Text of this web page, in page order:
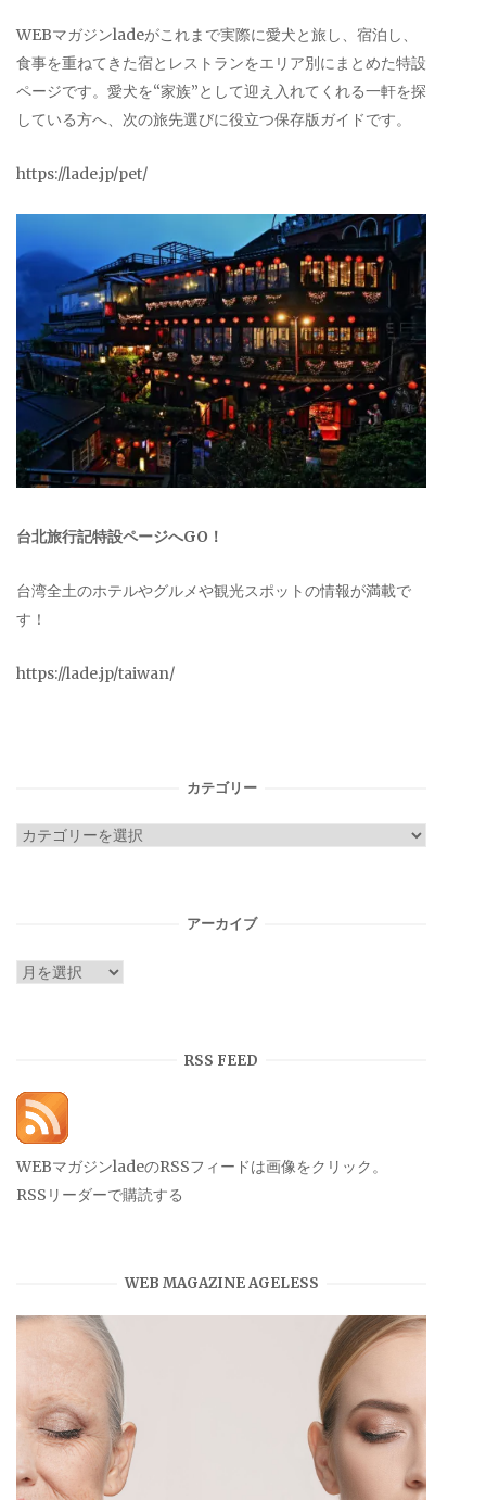
WEBマガジンladeがこれまで実際に愛犬と旅し、宿泊し、
食事を重ねてきた宿とレストランをエリア別にまとめた特設
ページです。愛犬を“家族”として迎え入れてくれる一軒を探
している方へ、次の旅先選びに役立つ保存版ガイドです。
https://lade.jp/pet/
台北旅行記特設ページへGO！
台湾全土のホテルやグルメや観光スポットの情報が満載で
す！
https://lade.jp/taiwan/
カテゴリー
カ
アーカイブ
ア
RSS FEED
WEBマガジンladeのRSSフィードは画像をクリック。
RSSリーダーで購読する
WEB MAGAZINE AGELESS